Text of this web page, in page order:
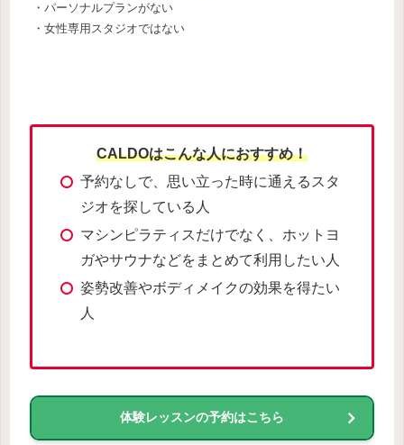
・パーソナルプランがない
・女性専用スタジオではない
CALDOはこんな人におすすめ！
予約なしで、思い立った時に通えるスタ
ジオを探している人
マシンピラティスだけでなく、ホットヨ
ガやサウナなどをまとめて利用したい人
姿勢改善やボディメイクの効果を得たい
人
体験レッスンの予約はこちら